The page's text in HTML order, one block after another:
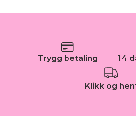
Trygg betaling 14
Klikk og